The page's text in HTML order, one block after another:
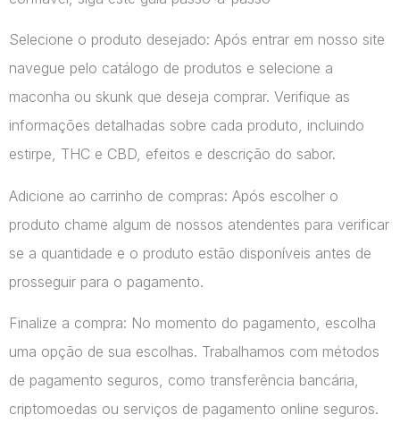
Selecione o produto desejado: Após entrar em nosso site
navegue pelo catálogo de produtos e selecione a
maconha ou skunk que deseja comprar. Verifique as
informações detalhadas sobre cada produto, incluindo
estirpe, THC e CBD, efeitos e descrição do sabor.
Adicione ao carrinho de compras: Após escolher o
produto chame algum de nossos atendentes para verificar
se a quantidade e o produto estão disponíveis antes de
prosseguir para o pagamento.
Finalize a compra: No momento do pagamento, escolha
uma opção de sua escolhas. Trabalhamos com métodos
de pagamento seguros, como transferência bancária,
criptomoedas ou serviços de pagamento online seguros.